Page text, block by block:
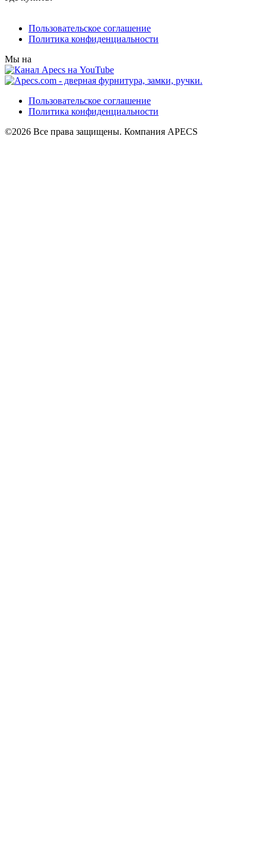
Пользовательское соглашение
Политика конфиденциальности
Мы на
Пользовательское соглашение
Политика конфиденциальности
©2026 Все права защищены. Компания APECS